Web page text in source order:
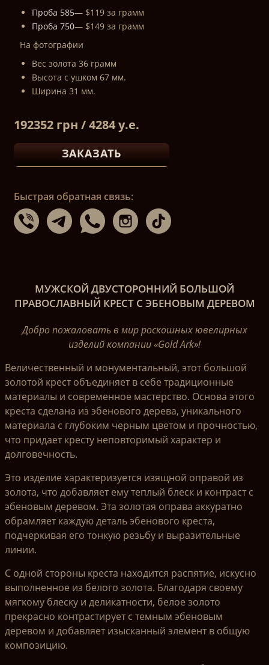
Проба 585— $119 за грамм
Проба 750— $149 за грамм
На фотографии
Вес золота 36 грамм
Высота с ушком 67 мм.
Ширина 31 мм.
192352 грн / 4284 у.е.
ЗАКАЗАТЬ
Быстрая обратная связь:
МУЖСКОЙ ДВУСТОРОННИЙ БОЛЬШОЙ
ПРАВОСЛАВНЫЙ КРЕСТ С ЭБЕНОВЫМ ДЕРЕВОМ
Добро пожаловать в мир роскошных ювелирных
изделий компании «Gold Ark»!
Величественный и монументальный, этот большой
золотой крест объединяет в себе традиционные
материалы и современное мастерство. Основа этого
креста сделана из эбенового дерева, уникального
материала с глубоким черным цветом и прочностью,
что придает кресту неповторимый характер и
долговечность.
Это изделие характеризуется изящной оправой из
золота, что добавляет ему теплый блеск и контраст с
эбеновым деревом. Эта золотая оправа аккуратно
обрамляет каждую деталь эбенового креста,
подчеркивая его тонкую резьбу и выразительные
линии.
С одной стороны креста находится распятие, искусно
выполненное из белого золота. Благодаря своему
мягкому блеску и деликатности, белое золото
прекрасно контрастирует с темным эбеновым
деревом и добавляет изысканный элемент в общую
композицию.